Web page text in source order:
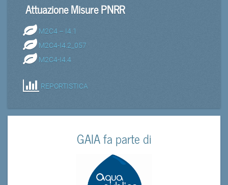
Attuazione Misure PNRR
M2C4 – I4.1
M2C4-I4.2_057
M2C4-I4.4
REPORTISTICA
GAIA fa parte di